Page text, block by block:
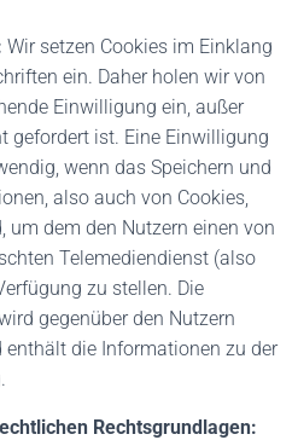
Wir setzen Cookies im Einklang
ein. Daher holen wir von
Einwilligung ein, außer
gefordert ist. Eine Einwilligung
wenn das Speichern und
also auch von Cookies,
um dem den Nutzern einen von
Telemediendienst (also
zu stellen. Die
gegenüber den Nutzern
die Informationen zu der
Rechtsgrundlagen: